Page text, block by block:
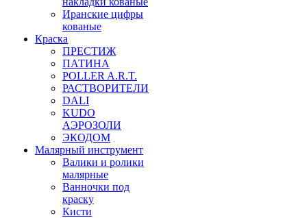
Иранские цифры
кованые
Краска
ПРЕСТИЖ
ПАТИНА
POLLER A.R.T.
РАСТВОРИТЕЛИ
DALI
KUDO
АЭРОЗОЛИ
ЭКОДОМ
Малярный инструмент
Валики и ролики
малярные
Ванночки под
краску
Кисти